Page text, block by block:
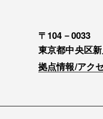
〒104－0033
東京都中央区
拠点情報/アク